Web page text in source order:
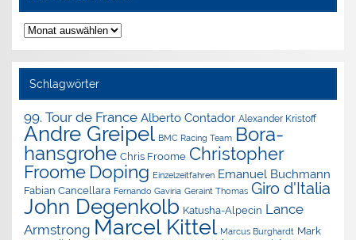
Nachrichten-
Archiv
Schlagwörter
99. Tour de France Alberto Contador Alexander Kristoff
Andre Greipel BMC Racing Team Bora-
hansgrohe Chris Froome Christopher
Froome Doping Einzelzeitfahren Emanuel Buchmann
Fabian Cancellara Fernando Gaviria Geraint Thomas Giro d'Italia
John Degenkolb Katusha-Alpecin Lance
Armstrong Marcel Kittel Marcus Burghardt Mark